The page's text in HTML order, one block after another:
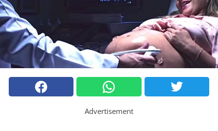
Advertisement